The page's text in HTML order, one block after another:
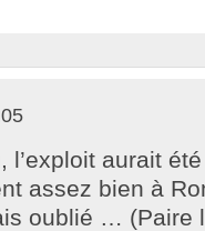
l’exploit aurait
assez bien à
oublié … (Paire